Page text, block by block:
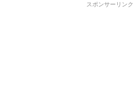
スポンサーリンク